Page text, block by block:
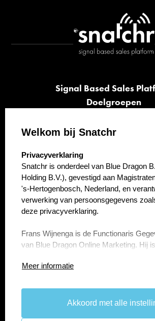
Signal Based Sales
Doelgroepen
Opvolging
Over ons
Contact
Welkom bij Snatchr
select language
Privacyverklaring
Snatchr is onderdeel van Blue Dragon
Holding B.V.), gevestigd aan
's-Hertogenbosch, Nederland, en
verwerking van persoonsgegevens
deze privacyverklaring.
Frans Wijnenga is de Functionaris
van Blue Dragon Online Marketing. Hij
Blue Dragon B.V. (Blue Dragon Holding
persoonsgegevens doordat u gebruik
Meer informatie
Akkoord met alle